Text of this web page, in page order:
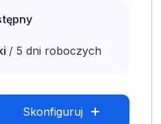
/ 5 dni roboczych
Skonfiguruj